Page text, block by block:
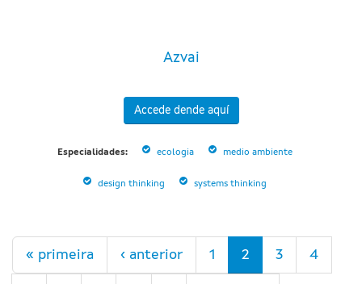
Azvai
Accede dende aquí
Especialidades: ecologia medio ambiente
design thinking systems thinking
Páxinas
« primeira ‹ anterior 1 2 3 4